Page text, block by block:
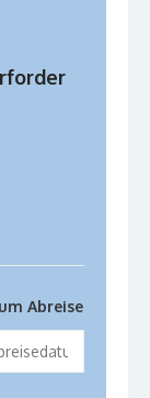
Abreise